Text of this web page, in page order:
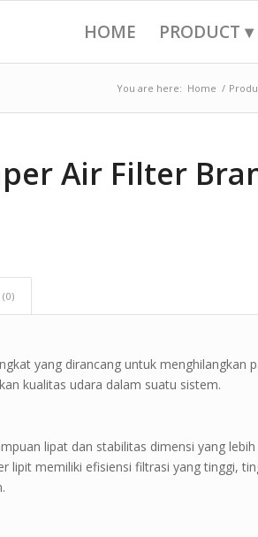
HOME PRODUCT ▾
You are here: Home /
Air Filter
yang dirancang untuk
kualitas udara dalam suatu sistem.
lipat dan stabilitas dimensi yang
lipit memiliki efisiensi filtrasi yang tinggi,